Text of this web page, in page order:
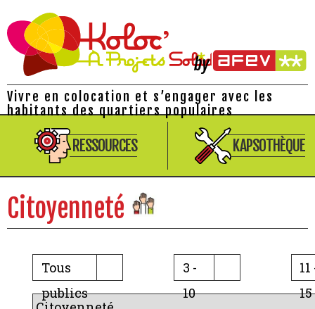
Vivre en colocation et s’engager avec les
habitants des quartiers populaires
RESSOURCES KAPSOTHÈQUE
Citoyenneté
Tous
publics
3 -
10
11
15